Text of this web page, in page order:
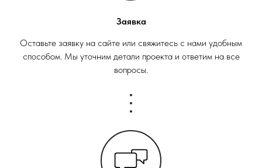
Заявка
Оставьте заявку на сайте или свяжитесь с нами удобным
способом. Мы уточним детали проекта и ответим на все
вопросы.